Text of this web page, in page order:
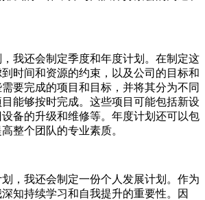
我还会制定季度和年度计划。在制定这
时间和资源的约束，以及公司的目标和
要完成的项目和目标，并将其分为不同
能够按时完成。这些项目可能包括新设
备的升级和维修等。年度计划还可以包
整个团队的专业素质。
，我还会制定一份个人发展计划。作为
知持续学习和自我提升的重要性。因